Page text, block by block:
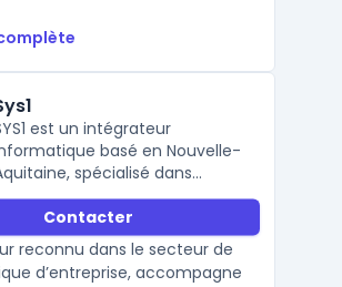
est un intégrateur
basé en Nouvelle-
spécialisé dans
la cybersécurité,
la maintenance IT et le support
PME/TPE avec une forte
à Bordeaux.
Contacter
reconnu dans le secteur de
d’entreprise, accompagne